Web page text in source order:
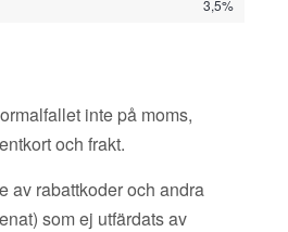
3,5%
inte på moms,
och frakt.
av rabattkoder och andra
som ej utfärdats av